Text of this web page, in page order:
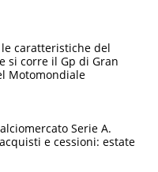
caratteristiche del
si corre il Gp di Gran
Motomondiale
Serie A.
e cessioni: estate